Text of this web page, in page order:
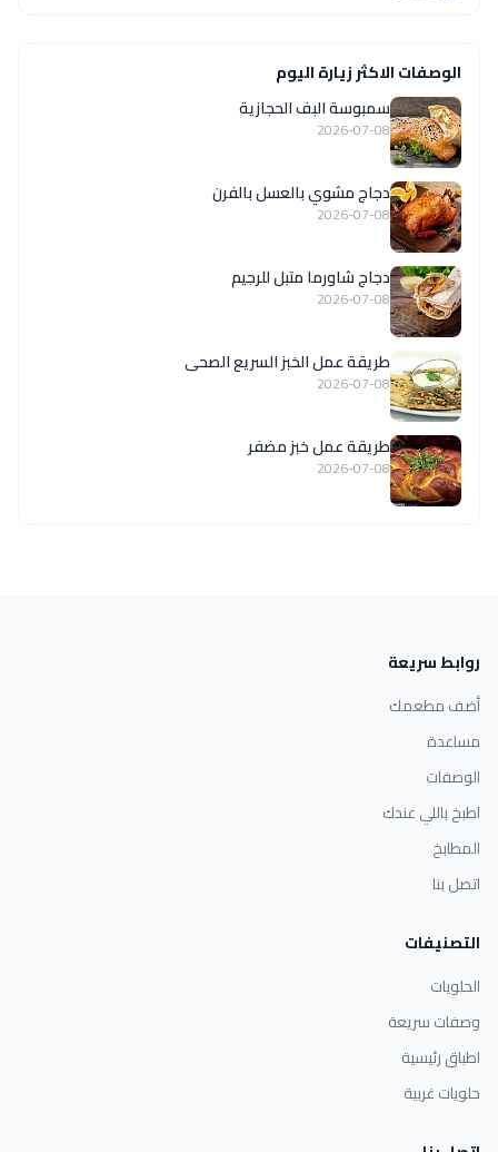
الوصفات الاكثر زيارة اليوم
سمبوسة البف الحجازية
2026-07-08
دجاج مشوي بالعسل بالفرن
2026-07-08
دجاج شاورما متبل للرجيم
2026-07-08
طريقة عمل الخبز السريع الصحى
2026-07-08
طريقة عمل خبز مضفر
2026-07-08
روابط سريعة
أضف مطعمك
مساعدة
الوصفات
اطبخ باللي عندك
المطابخ
اتصل بنا
التصنيفات
الحلويات
وصفات سريعة
اطباق رئيسية
حلويات غربية